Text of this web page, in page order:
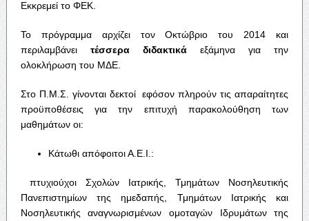
Εκκρεμεί το ΦΕΚ.
Το πρόγραμμα αρχίζει τον Οκτώβριο του 2014 και
περιλαμβάνει τέσσερα διδακτικάεξάμηνα για την
ολοκλήρωση του ΜΔΕ.
Στο Π.Μ.Σ. γίνονται δεκτοί εφόσον πληρούν τις απαραίτητες
προϋποθέσεις για την επιτυχή παρακολούθηση των
μαθημάτων οι:
Κάτωθι απόφοιτοι Α.Ε.Ι.:
πτυχιούχοι Σχολών Ιατρικής, Τμημάτων Νοσηλευτικής
Πανεπιστημίων της ημεδαπής, Τμημάτων Ιατρικής και
Νοσηλευτικής αναγνωρισμένων ομοταγών Ιδρυμάτων της